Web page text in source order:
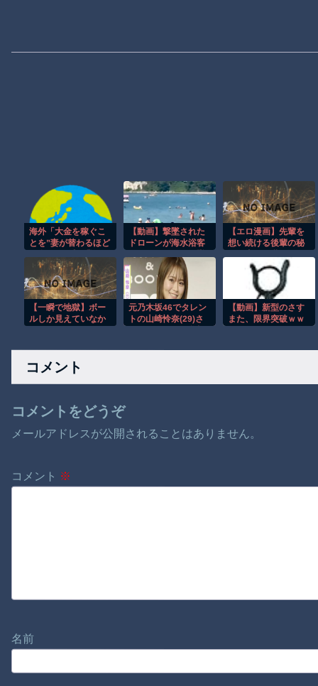
海外「大金を稼ぐこ
とを”妻が替わるほど
からね」離婚率がほ
ぼ100%に見える仕事
とは…
【動画】撃墜された
ドローンが海水浴客
落して3人死亡。
【エロ漫画】先輩を
想い続ける後輩の秘
る夏の夜、彼女の決
意が動き出す！
【一瞬で地獄】ボー
ルしか見えていなか
元乃木坂46でタレン
トの山崎怜奈(29)さ
【動画】新型のさす
また、限界突破ｗｗ
コメント
コメントをどうぞ
メールアドレスが公開されることはありません。
コメント ※
名前